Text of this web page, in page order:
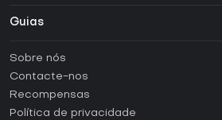
Guias
Como ativar uma CD Key Steam?
Como ativar uma CD Key Epic Games?
Sobre nós
Contacte-nos
Recompensas
Política de privacidade